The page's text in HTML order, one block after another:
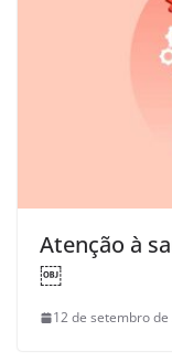
Atenção à
￼
12 de setembro